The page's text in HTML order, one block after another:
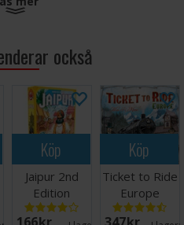
också
Köp
Jaipur 2nd
Edition
Brädspel
Köp
Ticket to Ride
Europe
Brädspel